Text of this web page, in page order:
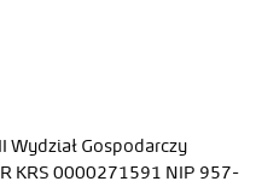
Wydział Gospodarczy
KRS 0000271591 NIP 957-